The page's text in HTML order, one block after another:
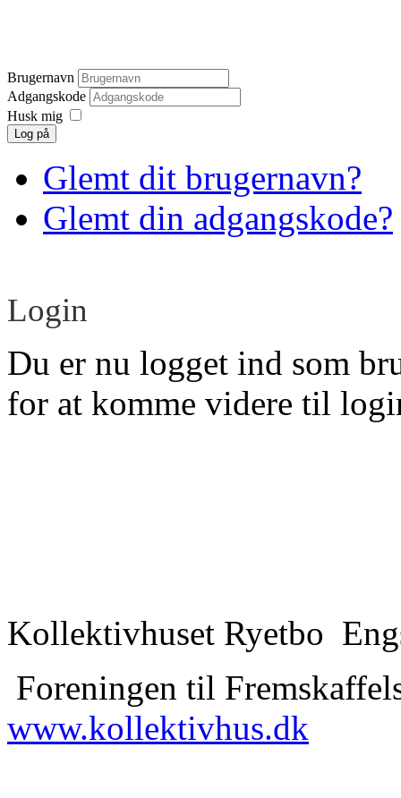
Brugernavn
Adgangskode
Husk mig
Log på
Glemt dit brugernavn?
Glemt din adgangskode?
Login
Du er nu logget ind som
for at komme videre til
Kollektivhuset Ryetbo
Foreningen til
www.kollektivhus.dk